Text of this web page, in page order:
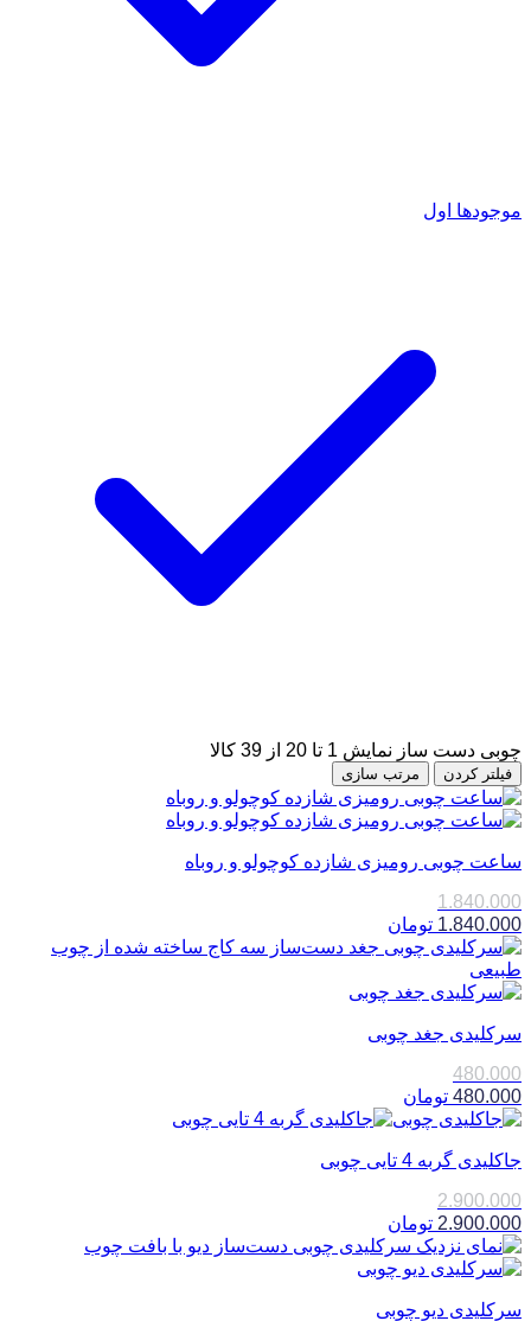
موجودها اول
چوبی دست ساز نمایش 1 تا 20 از 39 کالا
فیلتر کردن مرتب سازی
ساعت چوبی رومیزی شازده کوچولو و روباه
1.840.000
1.840.000 تومان
سرکلیدی جغد چوبی
480.000
480.000 تومان
جاکلیدی گربه 4 تایی چوبی
2.900.000
2.900.000 تومان
سرکلیدی دیو چوبی